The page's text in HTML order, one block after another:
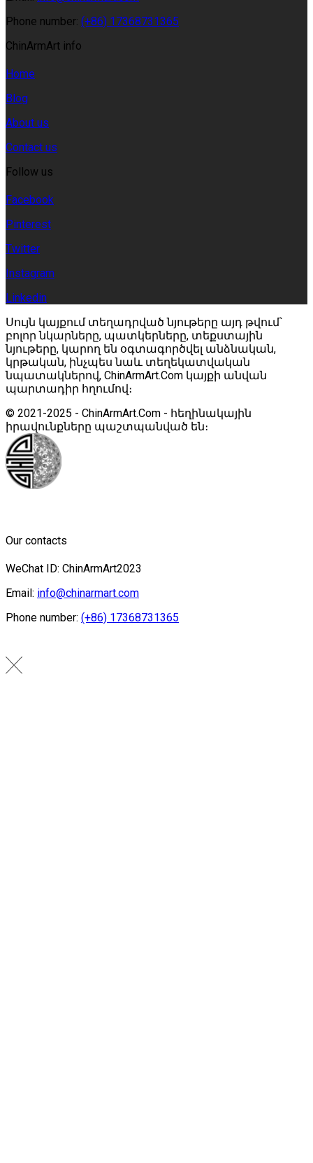
Phone number: (+86) 17368731365
ChinArmArt info
Home
Blog
About us
Contact us
Follow us
Facebook
Pinterest
Twitter
Instagram
Linkedin
Սույն կայքում տեղադրված նյութերը այդ թվում`
բոլոր նկարները, պատկերները, տեքստային
նյութերը, կարող են օգտագործվել անձնական,
կրթական, ինչպես նաև տեղեկատվական
նպատակներով, ChinArmArt.Com կայքի անվան
պարտադիր հղումով։
© 2021-2025 - ChinArmArt.Com - հեղինակային
իրավունքները պաշտպանված են։
Our contacts
WeChat ID: ChinArmArt2023
Email: info@chinarmart.com
Phone number: (+86) 17368731365